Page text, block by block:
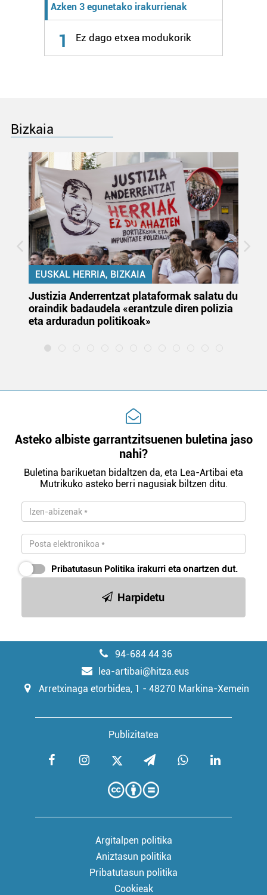
Azken 3 egunetako irakurrienak
1 Ez dago etxea modukorik
Bizkaia
EUSKAL HERRIA, BIZKAIA
Justizia Anderrentzat plataformak salatu du
oraindik badaudela «erantzule diren polizia
eta arduradun politikoak»
Asteko albiste garrantzitsuenen buletina jaso
nahi?
Buletina barikuetan bidaltzen da, eta Lea-Artibai eta
Mutrikuko asteko berri nagusiak biltzen ditu.
Pribatutasun Politika irakurri eta onartzen dut.
Harpidetu
94-684 44 36
lea-artibai@hitza.eus
Arretxinaga etorbidea, 1 - 48270 Markina-Xemein
Publizitatea
Argitalpen politika
Aniztasun politika
Pribatutasun politika
Cookieak